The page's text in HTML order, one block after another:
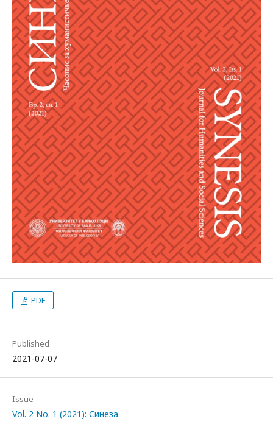
PDF
Published
2021-07-07
Issue
Vol. 2 No. 1 (2021): Синеза